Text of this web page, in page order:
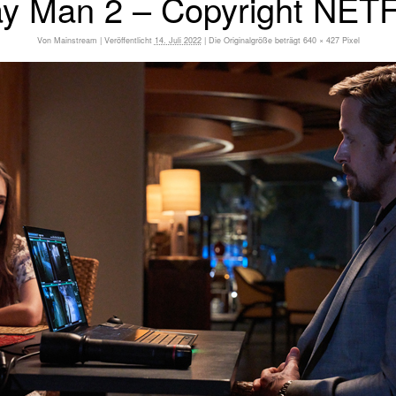
Von Mainstream | Veröffentlicht 14. Juli 2022 |Die Originalgröße beträgt 640 × 427Pixel